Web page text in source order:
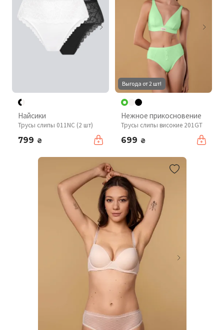
Найсики
Трусы слипы 011NC (2 шт)
799 ₴
Выгода от 2 шт!
Нежное прикосновение
Трусы слипы високие 201GT
699 ₴